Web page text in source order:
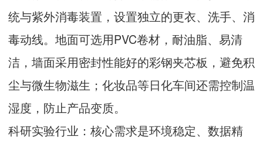
统与紫外消毒装置，设置独立的更衣、洗手、消
毒动线。地面可选用PVC卷材，耐油脂、易清
洁，墙面采用密封性能好的彩钢夹芯板，避免积
尘与微生物滋生；化妆品等日化车间还需控制温
湿度，防止产品变质。
科研实验行业：核心需求是环境稳定、数据精